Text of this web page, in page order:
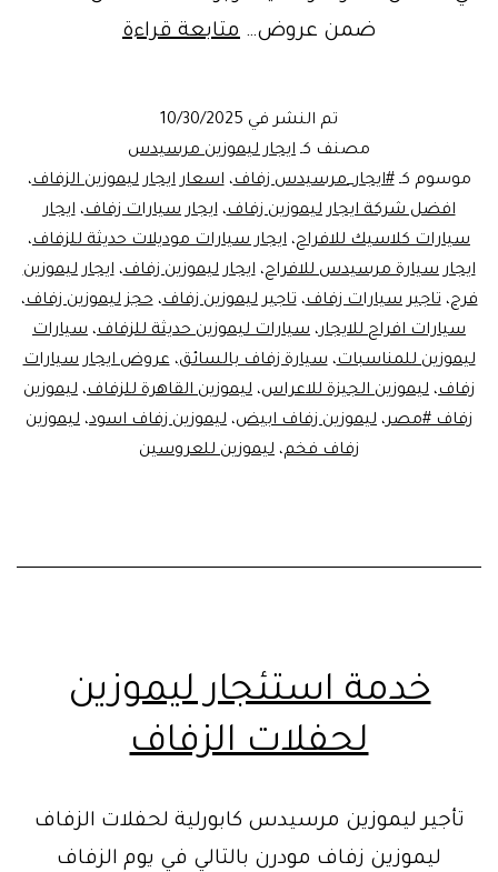
ضمن عروض… متابعة قراءةاحجز
لحفل
زفاف
ب
3000
جنيه
فقط
تم النشر في 10/30/2025
مصنف كـ ايجار ليموزين مرسيدس
موسوم كـ#ايجار_مرسيدس زفاف،اسعار ايجار ليموزين الزفاف،
افضل شركة ايجار ليموزين زفاف،ايجار سيارات زفاف،ايجار
سيارات كلاسيك للافراح، ايجار سيارات موديلات حديثة للزفاف،
ايجار سيارة مرسيدس للافراح،ايجار ليموزين زفاف،ايجار ليموزين
فرح،تاجير سيارات زفاف،تاجير ليموزين زفاف،حجز ليموزين زفاف،
سيارات افراح للايجار، سيارات ليموزين حديثة للزفاف، سيارات
ليموزين للمناسبات،سيارة زفاف بالسائق،عروض ايجار سيارات
زفاف، ليموزين الجيزة للاعراس، ليموزين القاهرة للزفاف، ليموزين
زفاف #مصر، ليموزين زفاف ابيض، ليموزين زفاف اسود، ليموزين
زفاف فخم، ليموزين للعروسين
خدمة استئجار ليموزين
لحفلات الزفاف
تأجير ليموزين مرسيدس كابورلية لحفلات الزفاف
ليموزين زفاف مودرن بالتالي في يوم الزفاف